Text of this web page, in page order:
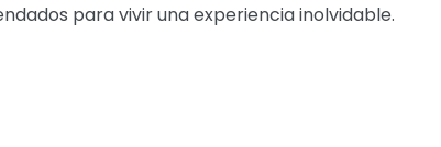
para vivir una experiencia inolvidable.